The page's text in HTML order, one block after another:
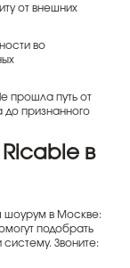
от внешних
во
прошла путь от
до признанного
Ricable в
шоурум в Москве:
подобрать
Звоните: